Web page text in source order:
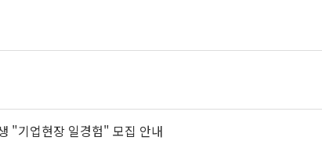
"기업현장 일경험" 모집 안내